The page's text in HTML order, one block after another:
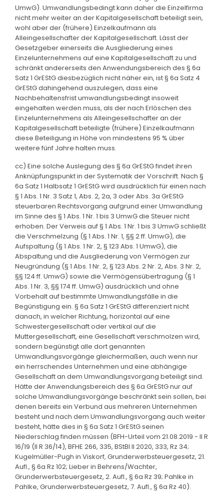
UmwG). Umwandlungsbedingt kann daher die Einzelfirma
nicht mehr weiter an der Kapitalgesellschaft beteiligt sein,
wohl aber der (frühere) Einzelkaufmann als
Alleingesellschafter der Kapitalgesellschaft. Lässt der
Gesetzgeber einerseits die Ausgliederung eines
Einzelunternehmens auf eine Kapitalgesellschaft zu und
schränkt andererseits den Anwendungsbereich des § 6a
Satz 1 GrEStG diesbezüglich nicht näher ein, ist § 6a Satz 4
GrEStG dahingehend auszulegen, dass eine
Nachbehaltensfrist umwandlungsbedingt insoweit
eingehalten werden muss, als der nach Erlöschen des
Einzelunternehmens als Alleingesellschafter an der
Kapitalgesellschaft beteiligte (frühere) Einzelkaufmann
diese Beteiligung in Höhe von mindestens 95 % über
weitere fünf Jahre halten muss.
cc) Eine solche Auslegung des § 6a GrEStG findet ihren
Anknüpfungspunkt in der Systematik der Vorschrift. Nach §
6a Satz 1 Halbsatz 1 GrEStG wird ausdrücklich für einen nach
§ 1 Abs. 1 Nr. 3 Satz 1, Abs. 2, 2a, 3 oder Abs. 3a GrEStG
steuerbaren Rechtsvorgang aufgrund einer Umwandlung
im Sinne des § 1 Abs. 1 Nr. 1 bis 3 UmwG die Steuer nicht
erhoben. Der Verweis auf § 1 Abs. 1 Nr. 1 bis 3 UmwG schließt
die Verschmelzung (§ 1 Abs. 1 Nr. 1, §§ 2 ff. UmwG), die
Aufspaltung (§ 1 Abs. 1 Nr. 2, § 123 Abs. 1 UmwG), die
Abspaltung und die Ausgliederung von Vermögen zur
Neugründung (§ 1 Abs. 1 Nr. 2, § 123 Abs. 2 Nr. 2, Abs. 3 Nr. 2,
§§ 124 ff. UmwG) sowie die Vermögensübertragung (§ 1
Abs. 1 Nr. 3, §§ 174 ff. UmwG) ausdrücklich und ohne
Vorbehalt auf bestimmte Umwandlungsfälle in die
Begünstigung ein. § 6a Satz 1 GrEStG differenziert nicht
danach, in welcher Richtung, horizontal auf eine
Schwestergesellschaft oder vertikal auf die
Muttergesellschaft, eine Gesellschaft verschmolzen wird,
sondern begünstigt alle dort genannten
Umwandlungsvorgänge gleichermaßen, auch wenn nur
ein herrschendes Unternehmen und eine abhängige
Gesellschaft an dem Umwandlungsvorgang beteiligt sind.
Hätte der Anwendungsbereich des § 6a GrEStG nur auf
solche Umwandlungsvorgänge beschränkt sein sollen, bei
denen bereits ein Verbund aus mehreren Unternehmen
besteht und nach dem Umwandlungsvorgang auch weiter
besteht, hätte dies in § 6a Satz 1 GrEStG seinen
Niederschlag finden müssen (BFH-Urteil vom 21.08.2019 - II R
16/19 (II R 36/14), BFHE 266, 335, BStBl II 2020, 333, Rz 34;
Kugelmüller-Pugh in Viskorf, Grunderwerbsteuergesetz, 21.
Aufl., § 6a Rz 102; Lieber in Behrens/Wachter,
Grunderwerbsteuergesetz, 2. Aufl., § 6a Rz 39; Pahlke in
Pahlke, Grunderwerbsteuergesetz, 7. Aufl., § 6a Rz 40).